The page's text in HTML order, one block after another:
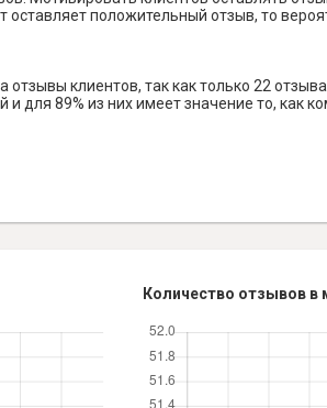
положительный отзыв, то
клиентов, так как только 22
для 89% из них имеет значение то, как
Количество отзывов в